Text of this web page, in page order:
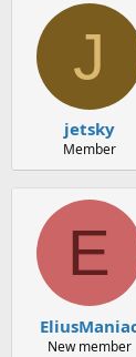
J
jetsky
Member
E
New member